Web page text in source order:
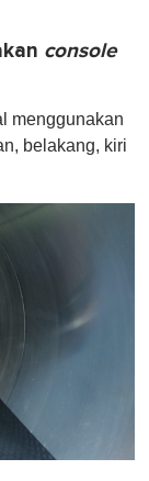
console
menggunakan
belakang, kiri